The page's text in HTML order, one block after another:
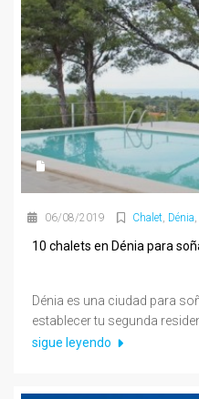
06/08/2019 Chalet Dénia
10 chalets en Dénia para
Dénia es una ciudad para
establecer tu segunda
sigue leyendo